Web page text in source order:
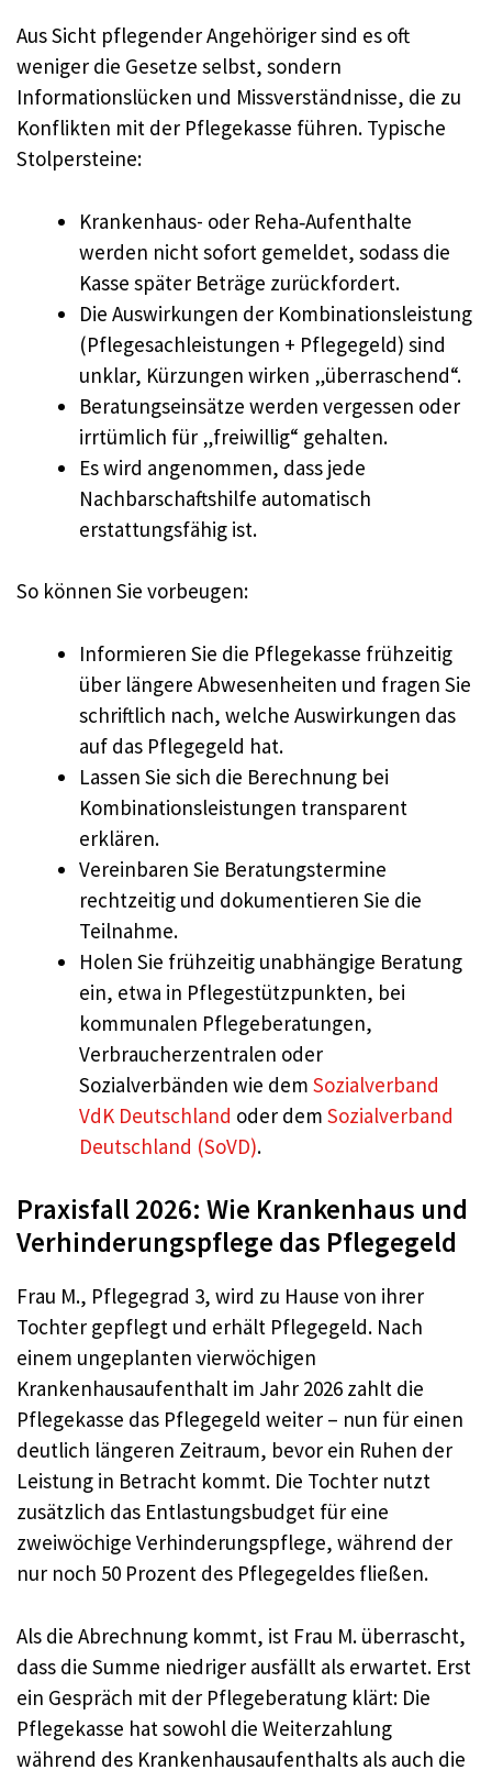
Aus Sicht pflegender Angehöriger sind es oft
weniger die Gesetze selbst, sondern
Informationslücken und Missverständnisse, die zu
Konflikten mit der Pflegekasse führen. Typische
Stolpersteine:
Krankenhaus- oder Reha‑Aufenthalte
werden nicht sofort gemeldet, sodass die
Kasse später Beträge zurückfordert.
Die Auswirkungen der Kombinationsleistung
(Pflegesachleistungen + Pflegegeld) sind
unklar, Kürzungen wirken „überraschend“.
Beratungseinsätze werden vergessen oder
irrtümlich für „freiwillig“ gehalten.
Es wird angenommen, dass jede
Nachbarschaftshilfe automatisch
erstattungsfähig ist.
So können Sie vorbeugen:
Informieren Sie die Pflegekasse frühzeitig
über längere Abwesenheiten und fragen Sie
schriftlich nach, welche Auswirkungen das
auf das Pflegegeld hat.
Lassen Sie sich die Berechnung bei
Kombinationsleistungen transparent
erklären.
Vereinbaren Sie Beratungstermine
rechtzeitig und dokumentieren Sie die
Teilnahme.
Holen Sie frühzeitig unabhängige Beratung
ein, etwa in Pflegestützpunkten, bei
kommunalen Pflegeberatungen,
Verbraucherzentralen oder
Sozialverbänden wie dem Sozialverband
VdK Deutschland oder dem Sozialverband
Deutschland (SoVD).
Praxisfall 2026: Wie Krankenhaus und
Verhinderungspflege das Pflegegeld
Frau M., Pflegegrad 3, wird zu Hause von ihrer
Tochter gepflegt und erhält Pflegegeld. Nach
einem ungeplanten vierwöchigen
Krankenhausaufenthalt im Jahr 2026 zahlt die
Pflegekasse das Pflegegeld weiter – nun für einen
deutlich längeren Zeitraum, bevor ein Ruhen der
Leistung in Betracht kommt. Die Tochter nutzt
zusätzlich das Entlastungsbudget für eine
zweiwöchige Verhinderungspflege, während der
nur noch 50 Prozent des Pflegegeldes fließen.
Als die Abrechnung kommt, ist Frau M. überrascht,
dass die Summe niedriger ausfällt als erwartet. Erst
ein Gespräch mit der Pflegeberatung klärt: Die
Pflegekasse hat sowohl die Weiterzahlung
während des Krankenhausaufenthalts als auch die